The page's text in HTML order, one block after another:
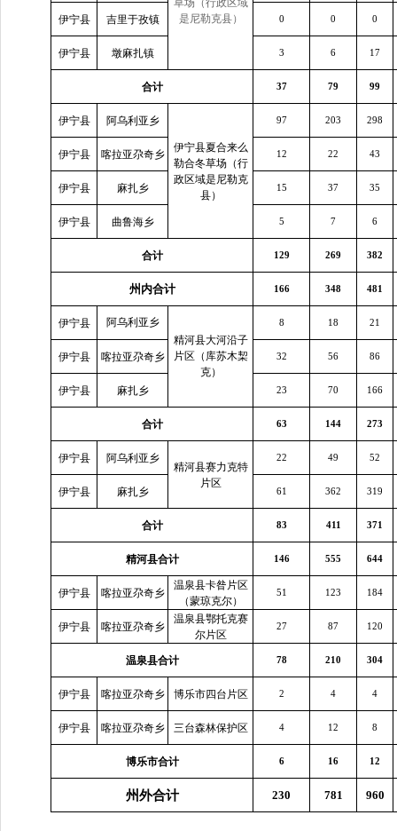
草场（行政区域
是尼勒克县）
伊宁县 吉里于孜镇 0 0 0
伊宁县 墩麻扎镇 3 6 17
合计 37 79 99
伊宁县 阿乌利亚乡
伊宁县夏合来么
勒合冬草场（行
政区域是尼勒克
县）
97 203 298
伊宁县 喀拉亚尕奇乡 12 22 43
伊宁县 麻扎乡 15 37 35
伊宁县 曲鲁海乡 5 7 6
合计 129 269 382
州内合计 166 348 481
伊宁县
阿乌利亚乡
精河县大河沿子
片区（库苏木栔
克）
8 18 21
伊宁县 喀拉亚尕奇乡 32 56 86
伊宁县 麻扎乡 23 70 166
合计 63 144 273
伊宁县 阿乌利亚乡
精河县赛力克特
片区
22 49 52
伊宁县 麻扎乡 61 362 319
合计 83 411 371
精河县合计 146 555 644
伊宁县 喀拉亚尕奇乡
温泉县卡昝片区
（蒙琼克尔）
51 123 184
伊宁县 喀拉亚尕奇乡
温泉县鄂托克赛
尔片区
27 87 120
温泉县合计 78 210 304
伊宁县 喀拉亚尕奇乡 博乐市四台片区 2 4 4
伊宁县 喀拉亚尕奇乡 三台森林保护区 4 12 8
博乐市合计 6 16 12
州外合计 230 781 960